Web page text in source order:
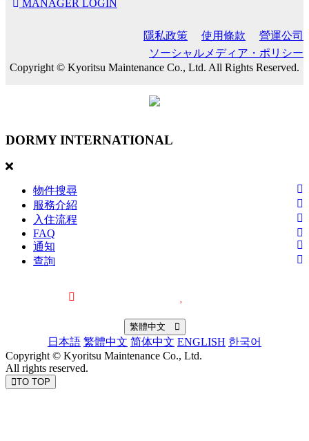
MANAGER LOGIN
隱私政策 使用條款
營運公司
ソーシャルメディア・ポリシー
Copyright © Kyoritsu Maintenance Co., Ltd. All Rights Reserved.
DORMY INTERNATIONAL
物件搜尋
服務介紹
入住流程
FAQ
通知
查詢
繁體中文
日本語 繁體中文 简体中文 ENGLISH 한국어
Copyright © Kyoritsu Maintenance Co., Ltd.
All rights reserved.
TO TOP